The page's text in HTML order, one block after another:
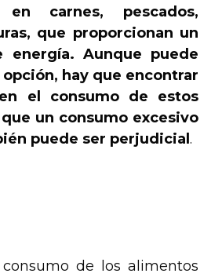
en carnes, pescados,
que proporcionan un
energía. Aunque puede
opción, hay que encontrar
el consumo de estos
un consumo excesivo
puede ser perjudicial.
de los alimentos